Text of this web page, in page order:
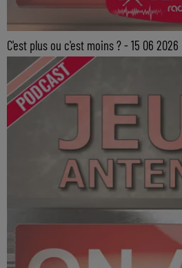
C'est plus ou c'est moins ? - 15 06 2026